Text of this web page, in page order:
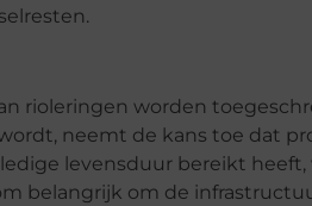
rioleringen worden
neemt de kans toe dat
levensduur bereikt heeft,
belangrijk om de